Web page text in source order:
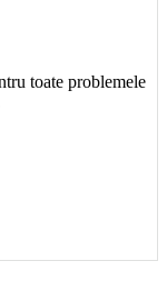
toate problemele